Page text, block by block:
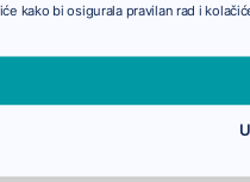
kako bi osigurala pravilan rad i